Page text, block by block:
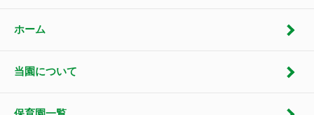
ホーム
当園について